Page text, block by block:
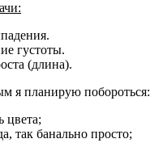
густоты.
(длина).
я планирую побороться:
цвета;
так банально просто;